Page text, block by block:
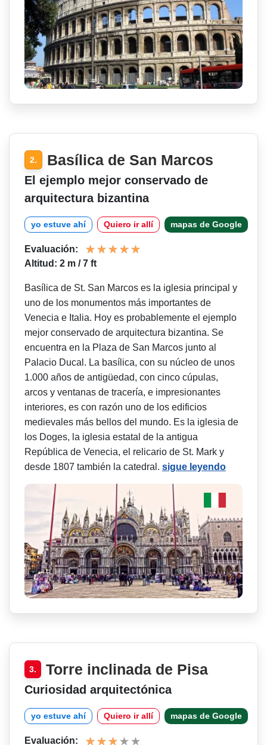
2. Basílica de San Marcos
El ejemplo mejor conservado de
arquitectura bizantina
yo estuve ahí Quiero ir allí mapas de Google
Evaluación:
Altitud: 2 m / 7 ft
Basílica de St. San Marcos es la iglesia principal y
uno de los monumentos más importantes de
Venecia e Italia. Hoy es probablemente el ejemplo
mejor conservado de arquitectura bizantina. Se
encuentra en la Plaza de San Marcos junto al
Palacio Ducal. La basílica, con su núcleo de unos
1.000 años de antigüedad, con cinco cúpulas,
arcos y ventanas de tracería, e impresionantes
interiores, es con razón uno de los edificios
medievales más bellos del mundo. Es la iglesia de
los Doges, la iglesia estatal de la antigua
República de Venecia, el relicario de St. Mark y
desde 1807 también la catedral. sigue leyendo
3. Torre inclinada de Pisa
Curiosidad arquitectónica
yo estuve ahí Quiero ir allí mapas de Google
Evaluación: